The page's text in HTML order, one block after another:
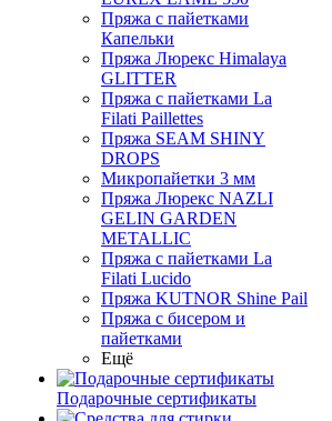
Пряжа с пайетками
Капельки
Пряжа Люрекс Himalaya
GLITTER
Пряжа с пайетками La
Filati Paillettes
Пряжа SEAM SHINY
DROPS
Микропайетки 3 мм
Пряжа Люрекс NAZLI
GELIN GARDEN
METALLIC
Пряжа с пайетками La
Filati Lucido
Пряжа KUTNOR Shine Pail
Пряжа с бисером и
пайетками
Ещё
Подарочные сертификаты